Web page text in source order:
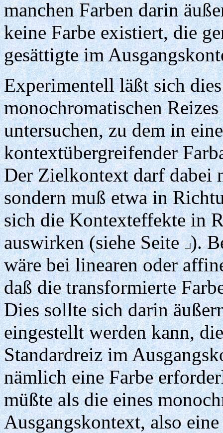
manchen Farben darin
keine Farbe existiert, die
gesättigte im
Experimentell läßt sich
monochromatischen
untersuchen, zu dem in
kontextübergreifender
Der Zielkontext darf dabei
sondern muß etwa in
sich die Kontexteffekte in
auswirken (siehe Seite ).
wäre bei linearen oder
daß die transformierte
Dies sollte sich darin
eingestellt werden kann,
Standardreiz im
nämlich eine Farbe
müßte als die eines
Ausgangskontext, also